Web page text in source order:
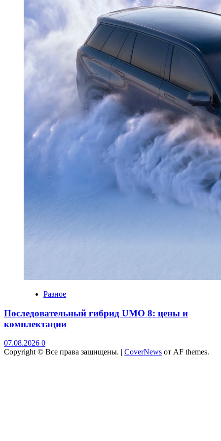
Разное
Последовательный гибрид UMO 8: цены и
комплектации
07.08.2026 0
Copyright © Все права защищены. | CoverNews от AF themes.